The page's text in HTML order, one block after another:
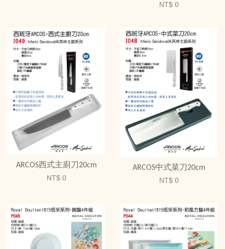
NT$ 0
ARCOS西式主廚刀20cm
NT$ 0
ARCOS中式菜刀20cm
NT$ 0